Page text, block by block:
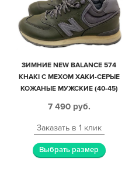
ЗИМНИЕ NEW BALANCE 574
KHAKI С МЕХОМ ХАКИ-СЕРЫЕ
КОЖАНЫЕ МУЖСКИЕ (40-45)
7 490 руб.
Заказать в 1 клик
Выбрать размер